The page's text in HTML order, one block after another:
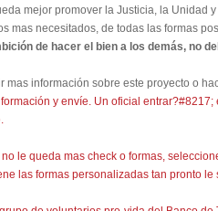
mejor promover la Justicia, la Unidad
mas necesitados, de todas las formas
de hacer el bien a los demás, no
mas información sobre este proyecto o
y envíe. Un oficial
le queda mas check o formas,
las formas personalizadas tan pronto le